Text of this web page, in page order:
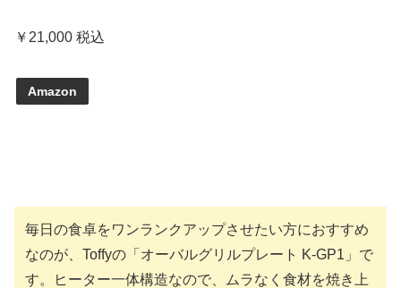
￥21,000 税込
Amazon
毎日の食卓をワンランクアップさせたい方におすすめ
なのが、Toffyの「オーバルグリルプレート K-GP1」で
す。ヒーター一体構造なので、ムラなく食材を焼き上